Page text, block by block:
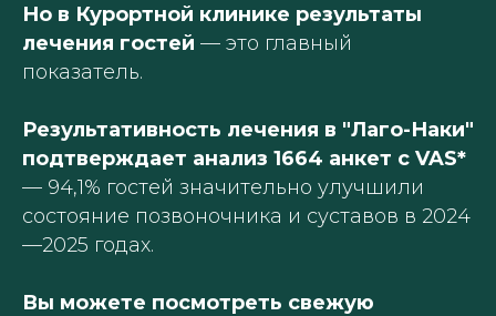
Но в Курортной клинике результаты
лечения гостей — это главный
показатель.
Результативность лечения в "Лаго-Наки"
подтверждает анализ 1664 анкет с VAS*
— 94,1% гостей значительно улучшили
состояние позвоночника и суставов в 2024
—2025 годах.
Вы можете посмотреть свежую